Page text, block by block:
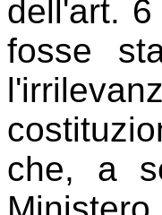
dell'art.
fosse
che, a